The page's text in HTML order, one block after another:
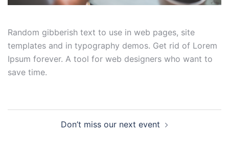
Random gibberish text to use in web pages, site
templates and in typography demos. Get rid of Lorem
Ipsum forever. A tool for web designers who want to
save time.
Don’t miss our next event